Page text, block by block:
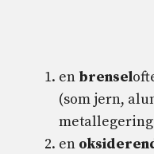
en brensel
(som jern,
en